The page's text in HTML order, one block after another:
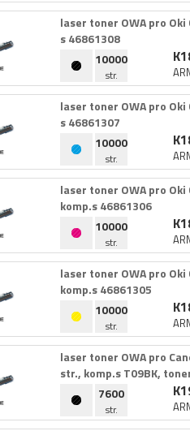
laser toner OWA pro
s 46861308
10000
str.
laser toner OWA pro
s 46861307
10000
str.
laser toner OWA pro
komp.​s 46861306
10000
str.
laser toner OWA pro
komp.​s 46861305
10000
str.
laser toner OWA pro
str.​,​ komp.​s T09BK,​
7600
str.